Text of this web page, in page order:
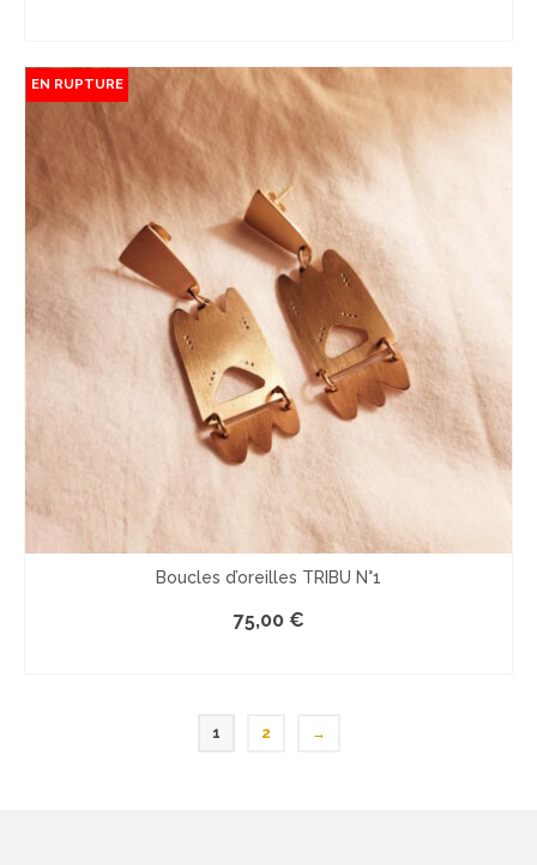
EN RUPTURE
Boucles d’oreilles TRIBU N°1
75,00 €
1 2 →